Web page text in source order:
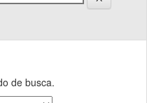
de busca.